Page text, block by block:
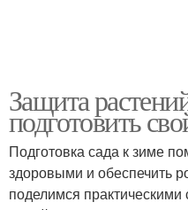
Защита
подготовить
Подготовка сада к зиме
здоровыми и обеспечить
поделимся